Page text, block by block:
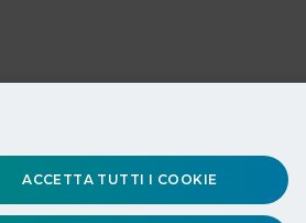
ACCETTA TUTTI I COOKIE